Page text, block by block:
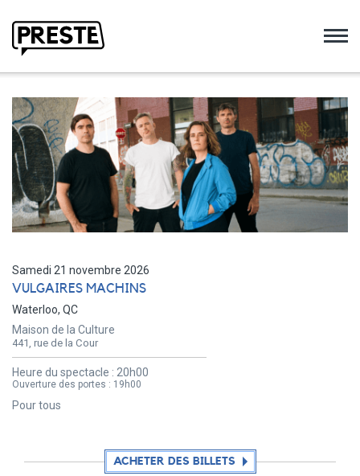
Samedi 21 novembre 2026
VULGAIRES MACHINS
Waterloo, QC
Maison de la Culture
441, rue de la Cour
Heure du spectacle : 20h00
Ouverture des portes : 19h00
Pour tous
ACHETER DES BILLETS